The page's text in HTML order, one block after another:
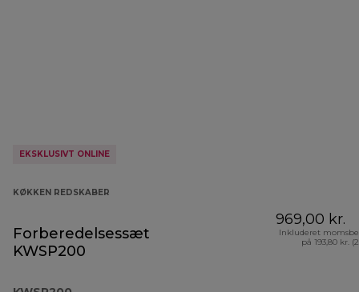
EKSKLUSIVT ONLINE
KØKKEN REDSKABER
Forberedelsessæt
KWSP200
969,00 kr.
Inkluderet
på 193,80 kr.